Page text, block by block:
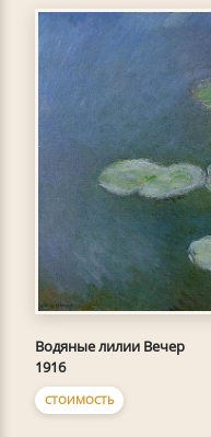
Водяные лилии Вечер
1916
СТОИМОСТЬ